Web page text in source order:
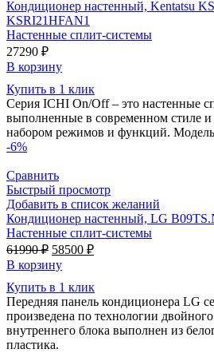
Кондиционер настенный, Kentatsu
KSRI21HFAN1
Настенные сплит-системы
27290 ₽
В корзину
Купить в 1 клик
Серия ICHI On/Off – это настенные
выполненные в современном стиле
набором режимов и функций.
-6%
Сравнить
Быстрый просмотр
Добавить в список желаний
Кондиционер настенный, LG
Настенные сплит-системы
61990₽ Первоначальная
цена
составляла
61990 ₽.
58500 ₽Текущая
В корзину
Купить в 1 клик
Передняя панель кондиционера LG
произведена по технологии
внутреннего блока выполнен из
пластика.